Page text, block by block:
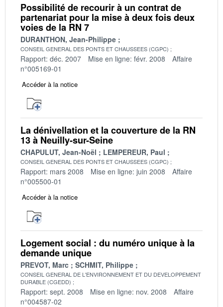
Possibilité de recourir à un contrat de
partenariat pour la mise à deux fois deux
voies de la RN 7
DURANTHON, Jean-Philippe
CONSEIL GENERAL DES PONTS ET CHAUSSEES (CGPC)
Rapport: déc. 2007 Mise en ligne: févr. 2008
Affaire
n°005169-01
Accéder à la notice
La dénivellation et la couverture de la RN
13 à Neuilly-sur-Seine
CHAPULUT, Jean-Noël LEMPEREUR, Paul
CONSEIL GENERAL DES PONTS ET CHAUSSEES (CGPC)
Rapport: mars 2008 Mise en ligne: juin 2008
Affaire
n°005500-01
Accéder à la notice
Logement social : du numéro unique à la
demande unique
PREVOT, Marc SCHMIT, Philippe
CONSEIL GENERAL DE L'ENVIRONNEMENT ET DU DEVELOPPEMENT
DURABLE (CGEDD)
Rapport: sept. 2008 Mise en ligne: nov. 2008
Affaire
n°004587-02